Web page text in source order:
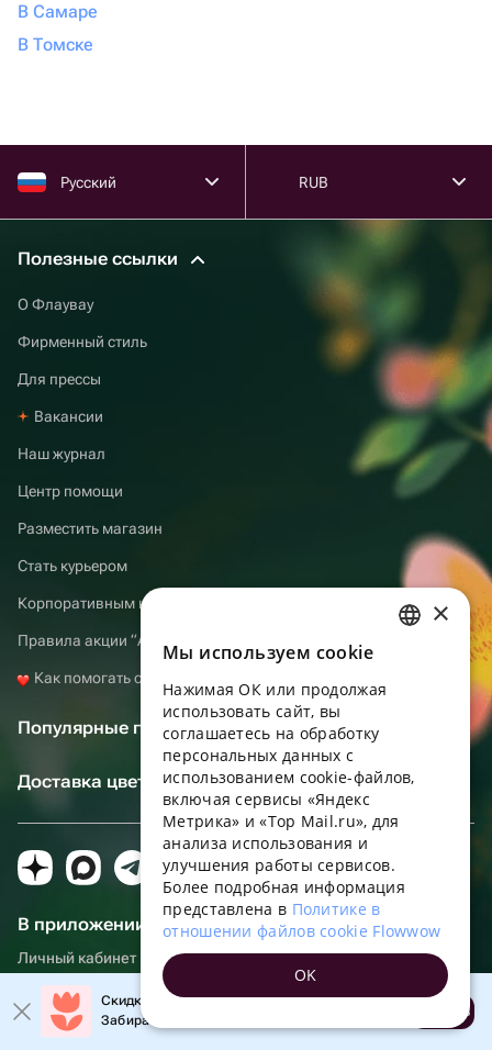
В Самаре
В Томске
Русский RUB
Полезные ссылки
О Флаувау
Фирменный стиль
Для прессы
Вакансии
Наш журнал
Центр помощи
Разместить магазин
Стать курьером
Корпоративным клиентам
Правила акции “Atomic Heart”
Как помогать с Флаувау
Популярные города
Доставка цветов по Беларуси
В приложении еще удобнее!
Личный кабинет получателя, больше бонусов за покупки и
напоминания о событиях
Скачать приложение
Скидка до 10% на первый заказ!
Забирайте промокод в приложении!
Открыть
ENGLISH
UKRAINIAN
PORTUGUESE
FRENCH
TURKISH
POLISH
×
Мы используем сookie
Нажимая ОК или продолжая
использовать сайт, вы
соглашаетесь на обработку
персональных данных с
использованием cookie-файлов,
включая сервисы «Яндекс
Метрика» и «Top Mail.ru», для
анализа использования и
улучшения работы сервисов.
Более подробная информация
представлена в Политике в
отношении файлов cookie Flowwow
OK